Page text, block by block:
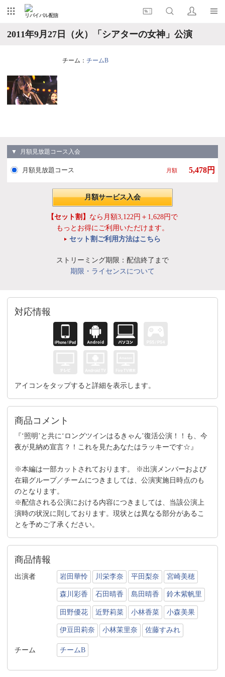
リバイバル配信
2011年9月27日（火）「シアターの女神」公演
チーム： チームB
▼ 月額見放題コース入会
月額見放題コース 月額 5,478円
月額サービス入会
【セット割】 なら月額3,122円＋1,628円で
もっとお得にご利用いただけます。
セット割ご利用方法はこちら
ストリーミング期限：配信終了まで
期限・ライセンスについて
対応情報
アイコンをタップすると詳細を表示します。
商品コメント
『‘照明’と共に‘ロングツインはるきゃん’復活公演！！も、今
夜が見納め宣言？！これを見たあなたはラッキーです☆』
※本編は一部カットされております。 ※出演メンバーおよび
在籍グループ／チームにつきましては、公演実施日時点のも
のとなります。
※配信される公演における内容につきましては、当該公演上
演時の状況に則しております。現状とは異なる部分があるこ
とを予めご了承ください。
商品情報
出演者 岩田華怜 川栄李奈 平田梨奈 宮崎美穂
森川彩香 石田晴香 島田晴香 鈴木紫帆里
田野優花 近野莉菜 小林香菜 小森美果
伊豆田莉奈 小林茉里奈 佐藤すみれ
チーム チームB